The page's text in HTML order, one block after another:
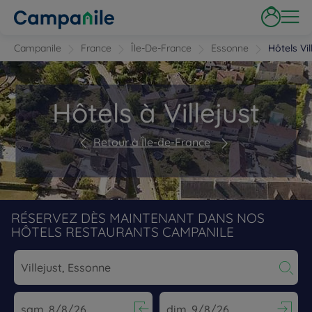
Campanile France Île-De-France Essonne Hôtels
Hôtels à Villejust
Retour à Île-de-France
RÉSERVEZ DÈS MAINTENANT DANS NOS
HÔTELS RESTAURANTS CAMPANILE